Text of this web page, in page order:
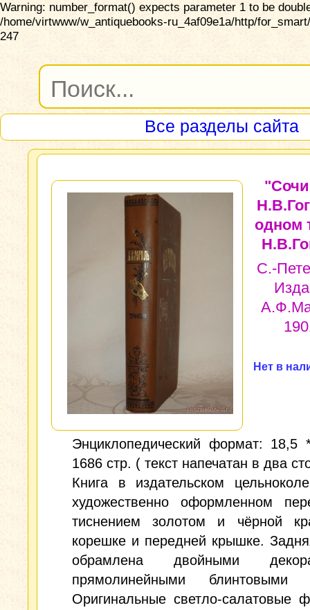
Warning: number_format() expects parameter 1 to be
/home/virtwww/w_antiquebooks-ru_4af09e1a/http/
247
Все разделы сайта
одном
С.-
Нет в
Энциклопедический формат: 18,5
1686 стр. ( текст напечатан в два
Книга в издательском
художественно оформленном
тиснением золотом и чёрной
корешке и передней крышке.
обрамлена двойными
прямолинейными блинтовыми
Оригинальные светло-салатовые